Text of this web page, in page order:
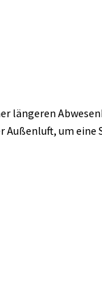
längeren
um eine